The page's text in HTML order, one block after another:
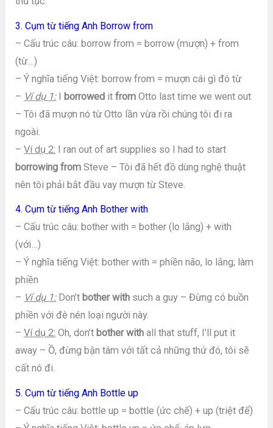
3. Cụm từ tiếng Anh Borrow from
– Cấu trúc câu: borrow from = borrow (mượn) + from
(từ…)
– Ý nghĩa tiếng Việt: borrow from = mượn cái gì đó từ
– Ví dụ 1:I borrowed itfrom Otto last time we went out
– Tôi đã mượn nó từ Otto lần vừa rồi chúng tôi đi ra
ngoài.
–Ví dụ 2: I ran out of art supplies so I had to start
borrowing from Steve – Tôi đã hết đồ dùng nghệ thuật
nên tôi phải bắt đầu vay mượn từ Steve.
4. Cụm từ tiếng Anh Bother with
– Cấu trúc câu: bother with = bother (lo lắng) + with
(với…)
– Ý nghĩa tiếng Việt: bother with = phiền não, lo lắng; làm
phiền
– Ví dụ 1:Don’t bother with such a guy – Đừng có buồn
phiền với đè nén loại người này.
–Ví dụ 2: Oh, don’t bother with all that stuff, I’ll put it
away – Ồ, đừng bận tâm với tất cả những thứ đó, tôi sẽ
cất nó đi.
5. Cụm từ tiếng Anh Bottle up
– Cấu trúc câu: bottle up = bottle (ức chế) + up (triệt để)